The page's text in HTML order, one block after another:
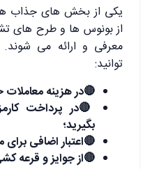
یکی از بخش های جذاب
از بونوس ها و طرح های
معرفی و ارائه می
توانید:
🔴در هزینه
🔴در پرداخت
بگیرید؛
🔴اعتبار اضافی
🔴از جوایز و قرعه